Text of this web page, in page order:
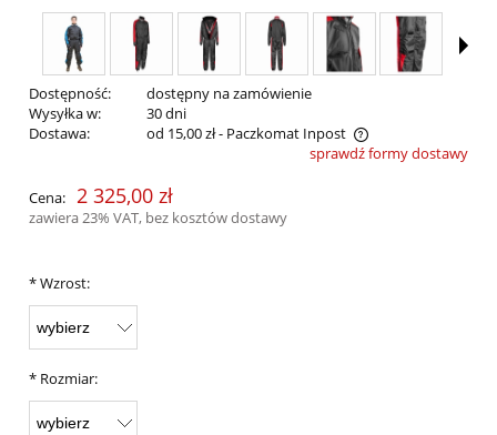
Dostępność:
dostępny na zamówienie
Wysyłka w:
30 dni
Dostawa:
od 15,00 zł- Paczkomat Inpost
Cena nie zawiera ewentualnych kosztów płatnościsprawdź formy dostawy
Cena: 2 325,00 zł
zawiera 23% VAT, bez kosztów dostawy
*Wzrost:
* Rozmiar: